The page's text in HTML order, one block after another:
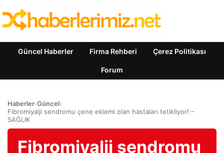
Güncel Haberler Firma Rehberi Çerez Politikası
Forum
Haberler›Güncel›
Fibromiyalji sendromu çene eklemi olan hastaları tetikliyor! –
SAĞLIK
Fibromiyalji sendromu